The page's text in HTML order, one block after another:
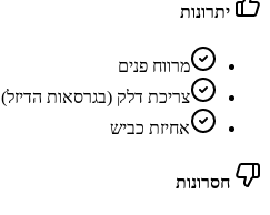
יתרונות
מרווח פנים
צריכת דלק (בגרסאות הדיזל)
אחיזת כביש
חסרונות